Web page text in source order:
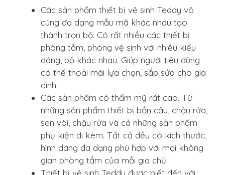
Các sản phẩm thiết bị vệ sinh Teddy vô
cùng đa dạng mẫu mã khác nhau tạo
thành trọn bộ. Có rất nhiều các thiết bị
phòng tắm, phòng vệ sinh với nhiều kiểu
dáng, bộ khác nhau. Giúp người tiêu dùng
có thể thoải mái lựa chọn, sắp sửa cho gia
đình.
Các sản phẩm có thẩm mỹ rất cao. Từ
những sản phẩm thiết bị bồn cầu, chậu rửa,
sen vòi, chậu rửa và cả những sản phẩm
phụ kiện đi kèm. Tất cả đều có kích thước,
hình dáng đa dạng phù hợp với mọi không
gian phòng tắm của mỗi gia chủ.
Thiết bị vệ sinh Teddy được biết đến với